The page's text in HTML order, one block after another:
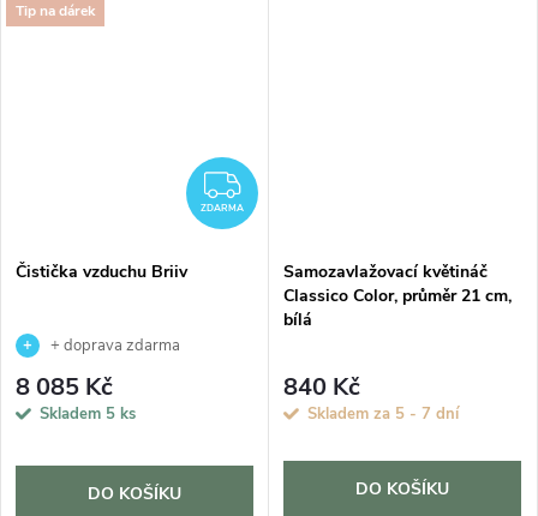
Tip na dárek
ZDARMA
ZDARMA
Čistička vzduchu Briiv
+ doprava zdarma
8 085 Kč
Skladem 5 ks
DO KOŠÍKU
Samozavlažovací květináč
Classico Color, průměr 21 cm,
bílá
840 Kč
Skladem za 5 - 7 dní
DO KOŠÍKU